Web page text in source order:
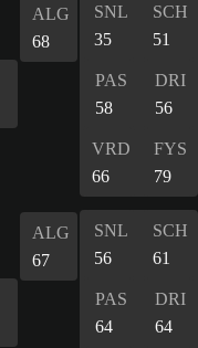
ALG
68
SNL
35
SCH
51
PAS
58
DRI
56
VRD
66
FYS
79
ALG
67
SNL
56
SCH
61
PAS
64
DRI
64